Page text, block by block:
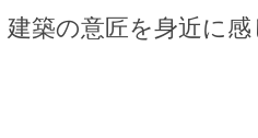
築の意匠を身近に